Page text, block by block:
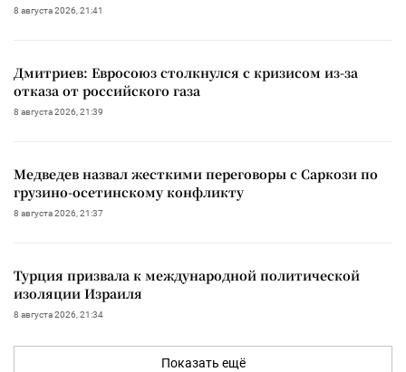
8 августа 2026, 21:41
Дмитриев: Евросоюз столкнулся с кризисом из-за
отказа от российского газа
8 августа 2026, 21:39
Медведев назвал жесткими переговоры с Саркози по
грузино-осетинскому конфликту
8 августа 2026, 21:37
Турция призвала к международной политической
изоляции Израиля
8 августа 2026, 21:34
Показать ещё